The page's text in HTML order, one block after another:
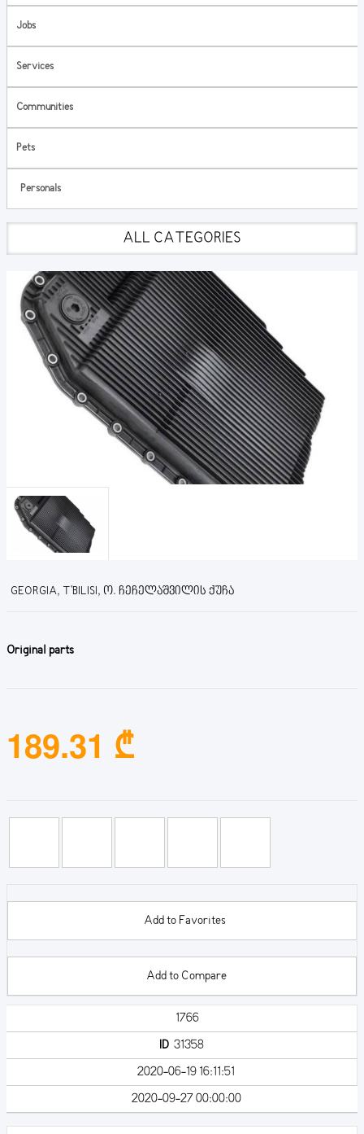
Jobs
Services
Communities
Pets
Personals
ALL CATEGORIES
GEORGIA, T'BILISI, Ო. ᲩᲔᲩᲔᲚᲐᲨᲕᲘᲚᲘᲡ ᲥᲣᲩᲐ
Original parts
189.31 ₾
Add to Favorites
Add to Compare
1766
ID 31358
2020-06-19 16:11:51
2020-09-27 00:00:00